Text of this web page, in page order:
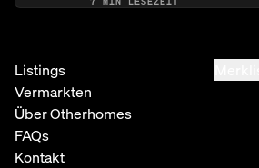
Listings
Vermarkten
Über Otherhomes
FAQs
Kontakt